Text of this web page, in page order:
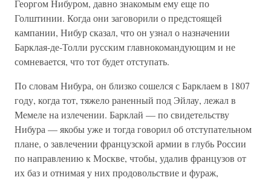
Георгом Нибуром, давно знакомым ему еще по
Голштинии. Когда они заговорили о предстоящей
кампании, Нибур сказал, что он узнал о назначении
Барклая-де-Толли русским главнокомандующим и не
сомневается, что тот будет отступать.
По словам Нибура, он близко сошелся с Барклаем в 1807
году, когда тот, тяжело раненный под Эйлау, лежал в
Мемеле на излечении. Барклай — по свидетельству
Нибура — якобы уже и тогда говорил об отступательном
плане, о завлечении французской армии в глубь России
по направлению к Москве, чтобы, удалив французов от
их баз и отнимая у них продовольствие и фураж,